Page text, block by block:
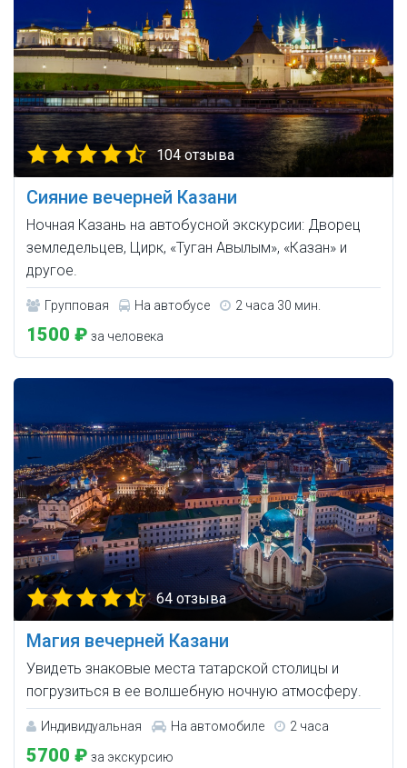
104 отзыва
Сияние вечерней Казани
Ночная Казань на автобусной экскурсии: Дворец
земледельцев, Цирк, «Туган Авылым», «Казан» и
другое.
Групповая На автобусе 2 часа 30 мин.
1500 ₽ за человека
64 отзыва
Магия вечерней Казани
Увидеть знаковые места татарской столицы и
погрузиться в ее волшебную ночную атмосферу.
Индивидуальная На автомобиле 2 часа
5700 ₽ за экскурсию